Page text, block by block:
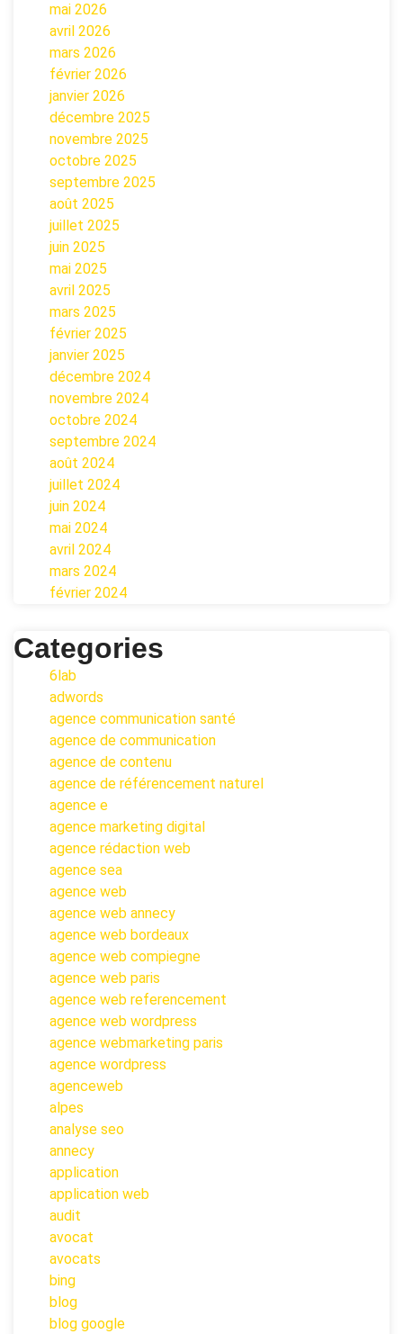
mai 2026
avril 2026
mars 2026
février 2026
janvier 2026
décembre 2025
novembre 2025
octobre 2025
septembre 2025
août 2025
juillet 2025
juin 2025
mai 2025
avril 2025
mars 2025
février 2025
janvier 2025
décembre 2024
novembre 2024
octobre 2024
septembre 2024
août 2024
juillet 2024
juin 2024
mai 2024
avril 2024
mars 2024
février 2024
Categories
6lab
adwords
agence communication santé
agence de communication
agence de contenu
agence de référencement naturel
agence e
agence marketing digital
agence rédaction web
agence sea
agence web
agence web annecy
agence web bordeaux
agence web compiegne
agence web paris
agence web referencement
agence web wordpress
agence webmarketing paris
agence wordpress
agenceweb
alpes
analyse seo
annecy
application
application web
audit
avocat
avocats
bing
blog
blog google